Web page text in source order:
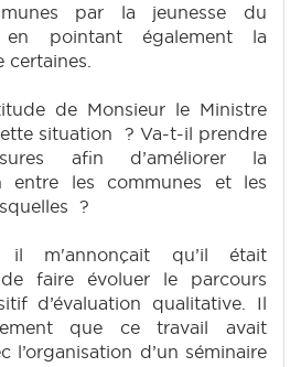
par la jeunesse du
pointant également la
certaines.
de Monsieur le Ministre
situation ? Va-t-il prendre
afin d’améliorer la
entre les communes et les
?
il m'annonçait qu’il était
faire évoluer le parcours
d’évaluation qualitative. Il
que ce travail avait
l’organisation d’un séminaire